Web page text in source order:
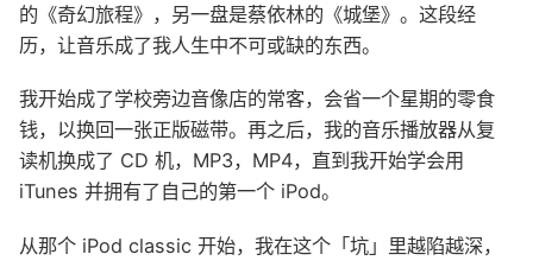
的《奇幻旅程》，另一盘是蔡依林的《城堡》。这段经
历，让音乐成了我人生中不可或缺的东西。
我开始成了学校旁边音像店的常客，会省一个星期的零食
钱，以换回一张正版磁带。再之后，我的音乐播放器从复
读机换成了 CD 机，MP3，MP4，直到我开始学会用
iTunes 并拥有了自己的第一个 iPod。
从那个 iPod classic 开始，我在这个「坑」里越陷越深，